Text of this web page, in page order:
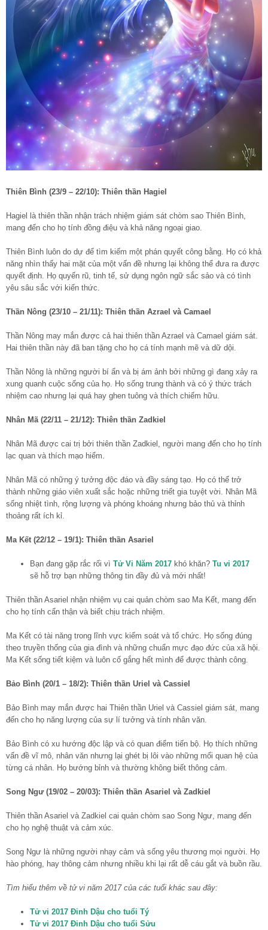
Thiên Bình (23/9 – 22/10): Thiên thần Hagiel
Hagiel là thiên thần nhận trách nhiệm giám sát chòm sao Thiên Bình,
mang đến cho họ tính đồng điệu và khả năng ngoại giao.
Thiên Bình luôn do dự để tìm kiếm một phán quyết công bằng. Họ có khả
năng nhìn thấy hai mặt của một vấn đề nhưng lại không thể đưa ra được
quyết định. Họ quyến rũ, tinh tế, sử dụng ngôn ngữ sắc sảo và có tình
yêu sâu sắc với kiến thức.
Thần Nông (23/10 – 21/11): Thiên thần Azrael và Camael
Thần Nông may mắn được cả hai thiên thần Azrael và Camael giám sát.
Hai thiên thần này đã ban tặng cho họ cá tính mạnh mẽ và dữ dội.
Thần Nông là những người bí ẩn và bị ám ảnh bởi những gì đang xảy ra
xung quanh cuộc sống của họ. Họ sống trung thành và có ý thức trách
nhiệm cao nhưng lại quá hay ghen tuông và thích chiếm hữu.
Nhân Mã (22/11 – 21/12): Thiên thần Zadkiel
Nhân Mã được cai trị bởi thiên thần Zadkiel, người mang đến cho họ tính
lạc quan và thích mạo hiểm.
Nhân Mã có những ý tưởng độc đáo và đầy sáng tạo. Họ có thể trở
thành những giáo viên xuất sắc hoặc những triết gia tuyệt vời. Nhân Mã
sống nhiệt tình, rộng lượng và phóng khoáng nhưng bảo thủ và thỉnh
thoảng rất ích kỉ.
Ma Kết (22/12 – 19/1): Thiên thần Asariel
Bạn đang gặp rắc rối vì Tử Vi Năm 2017 khó khăn? Tu vi 2017
sẽ hỗ trợ bạn những thông tin đầy đủ và mới nhất!
Thiên thần Asariel nhận nhiệm vụ cai quản chòm sao Ma Kết, mang đến
cho họ tính cẩn thận và biết chịu trách nhiệm.
Ma Kết có tài năng trong lĩnh vực kiểm soát và tổ chức. Họ sống đúng
theo truyền thống của gia đình và những chuẩn mực đạo đức của xã hội.
Ma Kết sống tiết kiệm và luôn cố gắng hết mình để được thành công.
Bảo Bình (20/1 – 18/2): Thiên thần Uriel và Cassiel
Bảo Bình may mắn được hai Thiên thần Uriel và Cassiel giám sát, mang
đến cho họ năng lượng của sự lí tưởng và tính nhân văn.
Bảo Bình có xu hướng độc lập và có quan điểm tiến bộ. Họ thích những
vấn đề vĩ mô, nhân văn nhưng lại ghét bị lôi vào những mối quan hệ của
từng cá nhân. Họ bướng bỉnh và thường không biết thông cảm.
Song Ngư (19/02 – 20/03): Thiên thần Asariel và Zadkiel
Thiên thần Asariel và Zadkiel cai quản chòm sao Song Ngư, mang đến
cho họ nghệ thuật và cảm xúc.
Song Ngư là những người nhạy cảm và sống yêu thương mọi người. Họ
hào phóng, hay thông cảm nhưng nhiều khi lại rất dễ cáu gắt và buồn rầu.
Tìm hiểu thêm về tử vi năm 2017 của các tuổi khác sau đây:
Tử vi 2017 Đinh Dậu cho tuổi Tý
Tử vi 2017 Đinh Dậu cho tuổi Sửu